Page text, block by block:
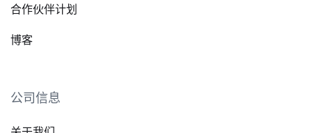
合作伙伴计划
博客
公司信息